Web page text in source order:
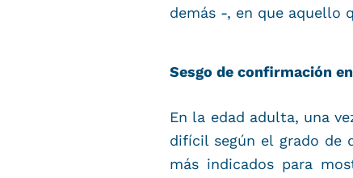
demás -, en que aquello
Sesgo de confirmación
En la edad adulta, una
difícil según el grado de
más indicados para